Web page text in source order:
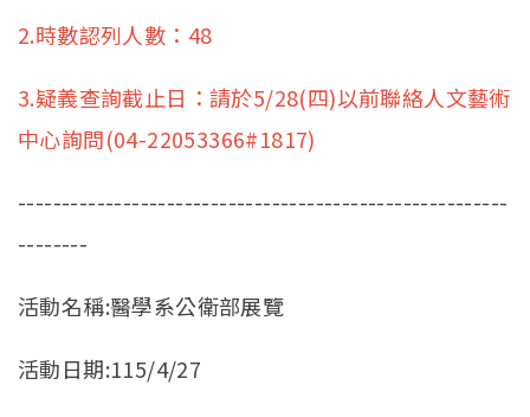
2.時數認列人數：48
3.疑義查詢截止日：請於5/28(四)以前聯絡人文藝術
中心詢問(04-22053366#1817)
--------------------------------------------------------
--------
活動名稱:醫學系公衛部展覽
活動日期:115/4/27